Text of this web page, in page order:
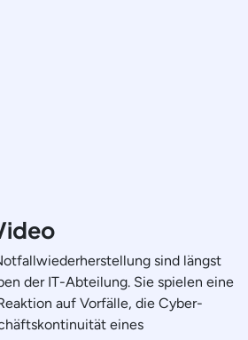
sind längst
der IT-Abteilung. Sie spielen eine
auf Vorfälle, die Cyber-
eines